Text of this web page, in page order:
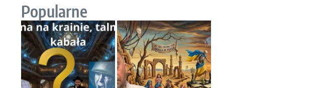
Popularne